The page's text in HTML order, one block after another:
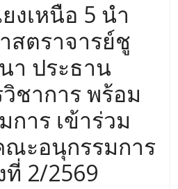
งเหนือ 5 นำ
สตราจารย์ชู
า ประธาน
ชาการ พร้อม
าร เข้าร่วม
ะอนุกรรมการ
ที่ 2/2569